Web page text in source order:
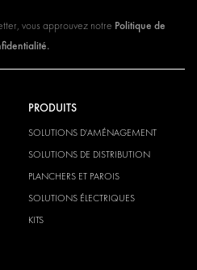
vous approuvez notre Politique de
PRODUITS
SOLUTIONS D'AMÉNAGEMENT
SOLUTIONS DE DISTRIBUTION
PLANCHERS ET PAROIS
SOLUTIONS ÉLECTRIQUES
KITS